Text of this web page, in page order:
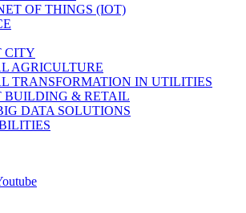
OF THINGS (IOT)
CITY
AGRICULTURE
TRANSFORMATION IN UTILITIES
BUILDING & RETAIL
DATA SOLUTIONS